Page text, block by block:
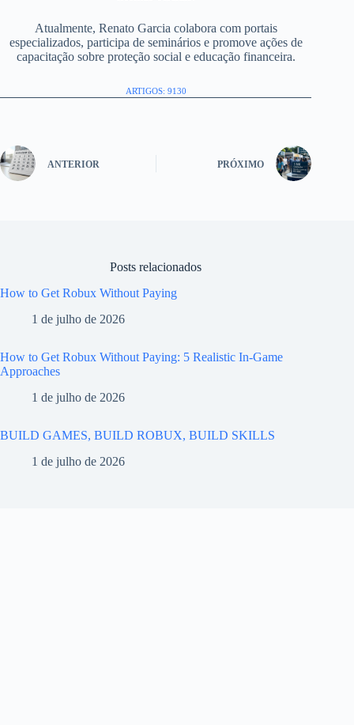
Atualmente, Renato Garcia colabora com portais
especializados, participa de seminários e promove ações de
capacitação sobre proteção social e educação financeira.
ARTIGOS: 9130
ANTERIOR PRÓXIMO
Posts relacionados
How to Get Robux Without Paying
1 de julho de 2026
How to Get Robux Without Paying: 5 Realistic In-Game
Approaches
1 de julho de 2026
BUILD GAMES, BUILD ROBUX, BUILD SKILLS
1 de julho de 2026